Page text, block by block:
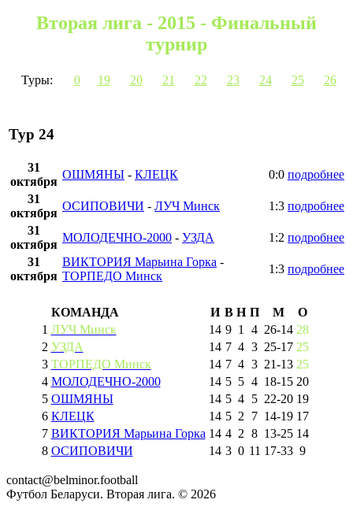
Вторая лига - 2015 - Финальный
турнир
Туры: 0 19 20 21 22 23 24 25 26
Тур 24
31
октября
ОШМЯНЫ - КЛЕЦК 0:0 подробнее
31
октября
ОСИПОВИЧИ - ЛУЧ Минск 1:3 подробнее
31
октября
МОЛОДЕЧНО-2000 - УЗДА 1:2 подробнее
31
октября
ВИКТОРИЯ Марьина Горка -
ТОРПЕДО Минск
1:3 подробнее
КОМАНДА И В Н П М
О
1 ЛУЧ Минск 14 9 1 4 26-14 28
2 УЗДА 14 7 4 3 25-17 25
3 ТОРПЕДО Минск 14 7 4 3 21-13 25
4 МОЛОДЕЧНО-2000 14 5 5 4 18-15 20
5 ОШМЯНЫ 14 5 4 5 22-20 19
6 КЛЕЦК 14 5 2 7 14-19 17
7 ВИКТОРИЯ Марьина Горка 14 4 2 8 13-25 14
8 ОСИПОВИЧИ 14 3 0 11 17-33 9
contact@belminor.football
Футбол Беларуси. Вторая лига. © 2026